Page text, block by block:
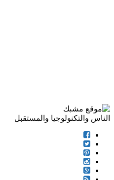
الناس والتكنولوجيا والمستقبل